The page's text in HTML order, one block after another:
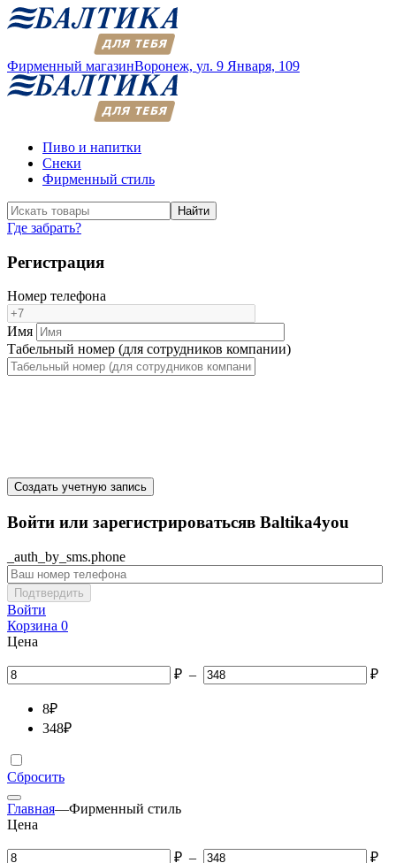
Фирменный магазинВоронеж, ул. 9 Января, 109
Пиво и напитки
Снеки
Фирменный стиль
Найти
Где забрать?
Регистрация
Номер телефона
Имя
Табельный номер (для сотрудников компании)
Создать учетную запись
Войти или зарегистрироватьсяв Baltika4you
_auth_by_sms.phone
Подтвердить
Войти
Корзина 0
Цена
₽ – ₽
8₽
348₽
Сбросить
Главная—Фирменный стиль
Цена
₽ – ₽